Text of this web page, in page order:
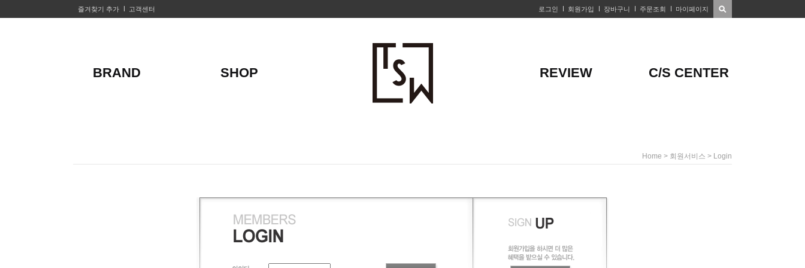
즐겨찾기 추가 고객센터 로그인 회원가입 장바구니 주문조회 마이페이지
BRAND SHOP REVIEW C/S CENTER
Home > 회원서비스 > Login